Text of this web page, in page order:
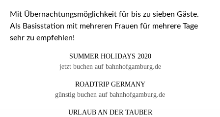
Mit Übernachtungsmöglichkeit für bis zu sieben Gäste.
Als Basisstation mit mehreren Frauen für mehrere Tage
sehr zu empfehlen!
SUMMER HOLIDAYS 2020
jetzt buchen auf bahnhofgamburg.de
ROADTRIP GERMANY
günstig buchen auf bahnhofgamburg.de
URLAUB AN DER TAUBER